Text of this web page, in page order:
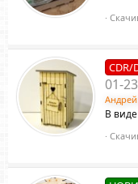
CDR/
01-23
Андрей
В